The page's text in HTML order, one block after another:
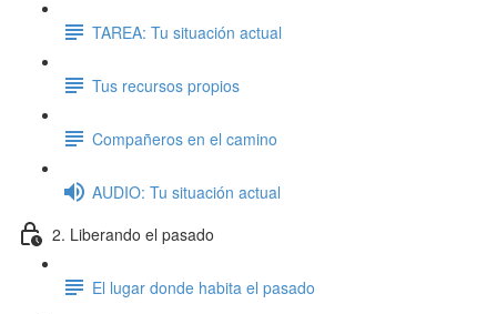
TAREA: Tu situación actual
Tus recursos propios
Compañeros en el camino
AUDIO: Tu situación actual
2. Liberando el pasado
El lugar donde habita el pasado